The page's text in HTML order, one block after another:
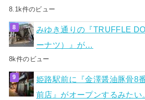
8.1k件のビュー
みゆき通りの『TRUFFLE
ーナツ）』が…
8k件のビュー
姫路駅前に『金澤醤油豚骨8
前店』がオープンするみたい